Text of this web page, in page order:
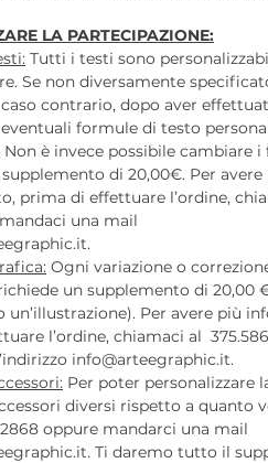
LA PARTECIPAZIONE:
Tutti i testi sono
Se non diversamente
contrario, dopo aver
formule di testo
è invece possibile cambiare i
di 20,00€. Per avere
prima di effettuare l’ordine,
una mail
Ogni variazione o
un supplemento di 20,00
Per avere più
l’ordine, chiamaci al
info@arteegraphic.it.
Per poter personalizzare
diversi rispetto a quanto
oppure mandarci una mail
Ti daremo tutto il